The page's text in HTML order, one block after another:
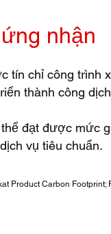
nhận
tín chỉ công
thành công
thể đạt được mức
vụ tiêu chuẩn.
Product Carbon